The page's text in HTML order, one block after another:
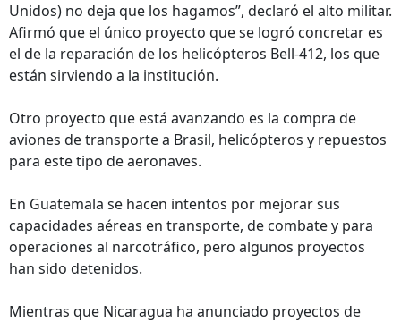
Unidos) no deja que los hagamos”, declaró el alto militar.
Afirmó que el único proyecto que se logró concretar es
el de la reparación de los helicópteros Bell-412, los que
están sirviendo a la institución.
Otro proyecto que está avanzando es la compra de
aviones de transporte a Brasil, helicópteros y repuestos
para este tipo de aeronaves.
En Guatemala se hacen intentos por mejorar sus
capacidades aéreas en transporte, de combate y para
operaciones al narcotráfico, pero algunos proyectos
han sido detenidos.
Mientras que Nicaragua ha anunciado proyectos de